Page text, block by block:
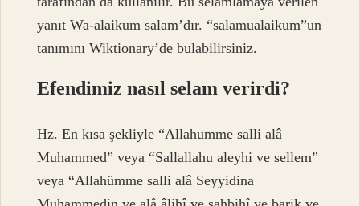
yanıt Wa-alaikum salam’dır. “salamualaikum”un
tanımını Wiktionary’de bulabilirsiniz.
Efendimiz nasıl selam verirdi?
Hz. En kısa şekliyle “Allahumme salli alâ
Muhammed” veya “Sallallahu aleyhi ve sellem”
veya “Allahümme salli alâ Seyyidina